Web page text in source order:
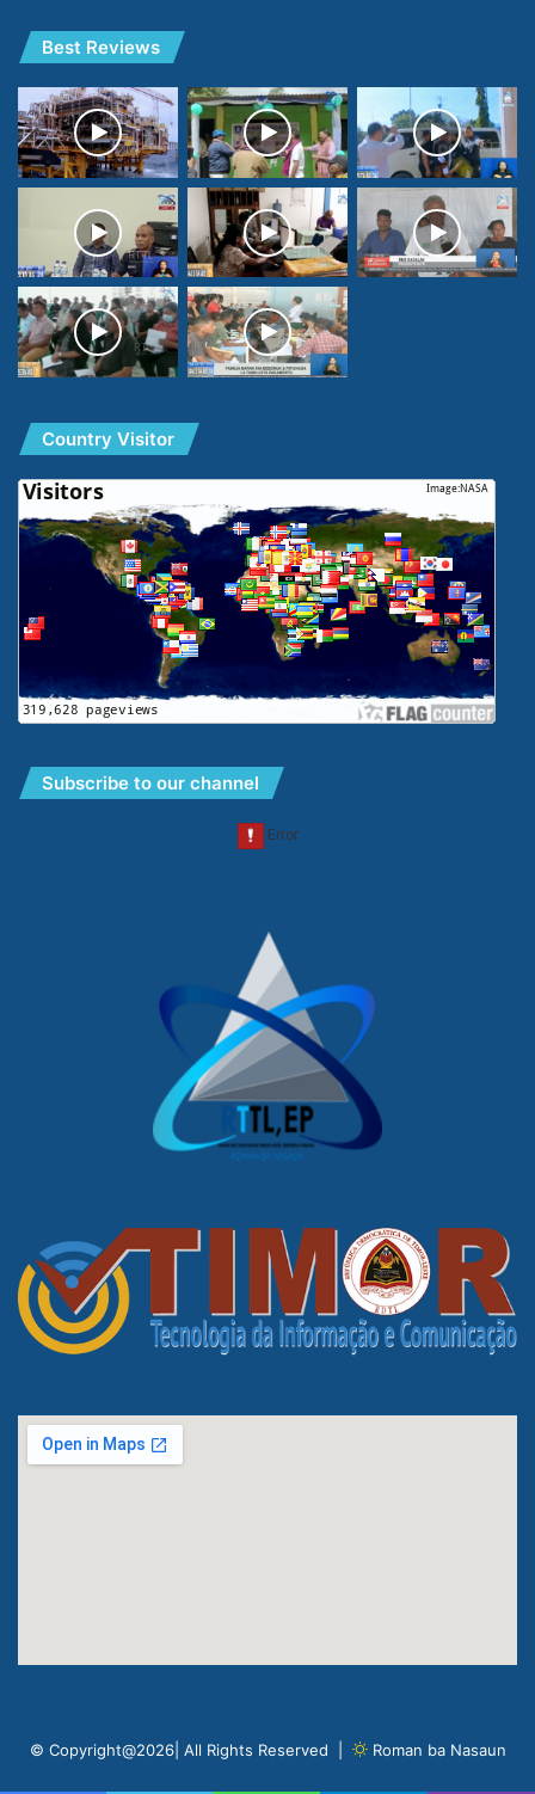
Best Reviews
Country Visitor
Subscribe to our channel
© Copyright@2026| All Rights Reserved | Roman ba Nasaun